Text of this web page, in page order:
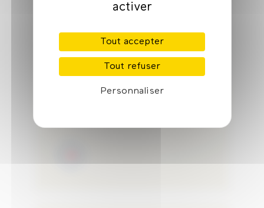
Fabricant de
masques
activer
Tout accepter
Tout refuser
Personnaliser